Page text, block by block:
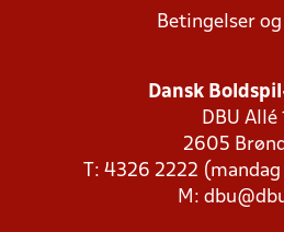
Betingelser
Dansk
DBU Allé 1
2605
T: 4326 2222
M: